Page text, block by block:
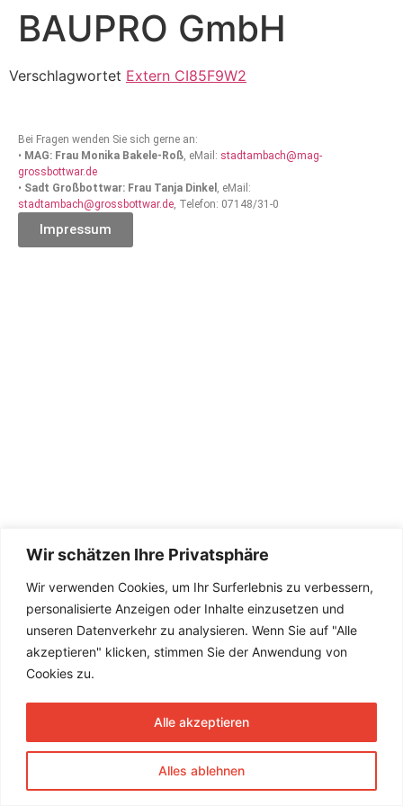
Wir schätzen Ihre Privatsphäre
Wir verwenden Cookies, um Ihr Surferlebnis zu verbessern,
personalisierte Anzeigen oder Inhalte einzusetzen und
unseren Datenverkehr zu analysieren. Wenn Sie auf "Alle
akzeptieren" klicken, stimmen Sie der Anwendung von
Cookies zu.
Alles ablehnen
Alle akzeptieren
BAUPRO GmbH
Verschlagwortet Extern CI85F9W2
Bei Fragen wenden Sie sich gerne an:
• MAG: Frau Monika Bakele-Roß, eMail: stadtambach@mag-
grossbottwar.de
• Sadt Großbottwar: Frau Tanja Dinkel , eMail:
stadtambach@grossbottwar.de, Telefon: 07148/31-0
Impressum